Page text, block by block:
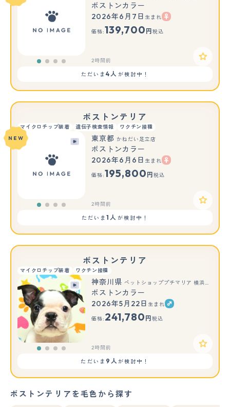
ボストンカラー
2026年6月7日 生まれ
価格:139,700 円 税込
2時間前
ただいま4人 が検討中！
ボストンテリア
マイクロチップ装着 遺伝子検査情報
ワクチン接種
NEW
東京都 かねだい足立店
ボストンカラー
2026年6月6日 生まれ
価格:195,800 円 税込
2時間前
ただいま1人 が検討中！
ボストンテリア
マイクロチップ装着 ワクチン接種
神奈川県 ペットショッププチマリア 横浜永田台店
ボストンカラー
2026年5月22日 生まれ
価格: 241,780 円 税込
2時間前
ただいま 9人が検討中！
ボストンテリアを毛色から探す